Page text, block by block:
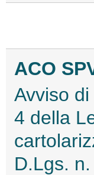
ACO
Avviso
4 della
D.Lgs.